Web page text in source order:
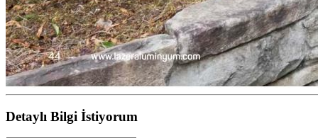
Detaylı Bilgi İstiyorum